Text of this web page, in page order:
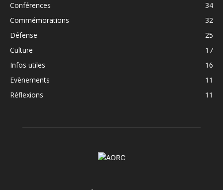
Conférences
34
Commémorations
32
Défense
25
Culture
17
Infos utiles
16
Evènements
11
Réflexions
11